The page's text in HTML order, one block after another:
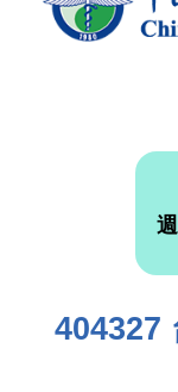
404327